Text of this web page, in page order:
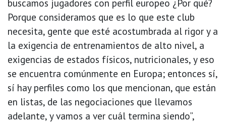
buscamos jugadores con perfil europeo ¿Por qué?
Porque consideramos que es lo que este club
necesita, gente que esté acostumbrada al rigor y a
la exigencia de entrenamientos de alto nivel, a
exigencias de estados físicos, nutricionales, y eso
se encuentra comúnmente en Europa; entonces sí,
sí hay perfiles como los que mencionan, que están
en listas, de las negociaciones que llevamos
adelante, y vamos a ver cuál termina siendo”,